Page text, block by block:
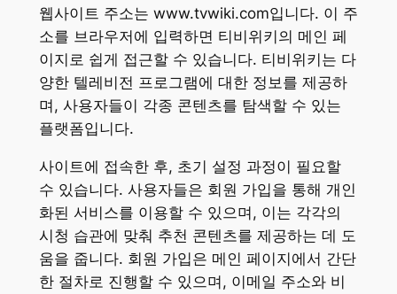
웹사이트 주소는 www.tvwiki.com입니다. 이 주
소를 브라우저에 입력하면 티비위키의 메인 페
이지로 쉽게 접근할 수 있습니다. 티비위키는 다
양한 텔레비전 프로그램에 대한 정보를 제공하
며, 사용자들이 각종 콘텐츠를 탐색할 수 있는
플랫폼입니다.
사이트에 접속한 후, 초기 설정 과정이 필요할
수 있습니다. 사용자들은 회원 가입을 통해 개인
화된 서비스를 이용할 수 있으며, 이는 각각의
시청 습관에 맞춰 추천 콘텐츠를 제공하는 데 도
움을 줍니다. 회원 가입은 메인 페이지에서 간단
한 절차로 진행할 수 있으며, 이메일 주소와 비